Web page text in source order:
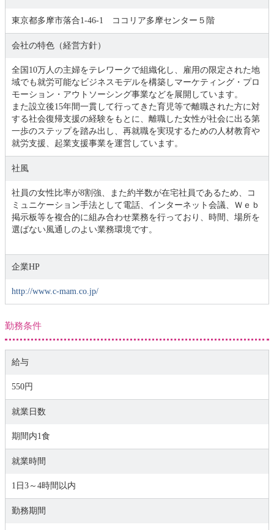
東京都多摩市落合1-46-1 ココリア多摩センター５階
会社の特色（経営方針）
全国10万人の主婦をテレワークで組織化し、雇用の限定された地
域でも就労可能なビジネスモデルを構築しマーケティング・プロ
モーション・アウトソーシング事業などを展開しています。
また設立後15年間一貫して行ってきた育児等で離職された方に対
する社会復帰支援の経験をもとに、離職した女性が社会に出る第
一歩のステップを踏み出し、再就職を実現するための人材教育や
就労支援、起業支援事業を運営しています。
社風
社員の女性比率が8割強、また約半数が在宅社員であるため、コ
ミュニケーション手法として電話、インターネット会議、Ｗｅｂ
掲示板等を複合的に組み合わせ業務を行っており、時間、場所を
選ばない風通しのよい業務環境です。
企業HP
http://www.c-mam.co.jp/
勤務条件
給与
550円
就業日数
期間内1食
就業時間
1日3～4時間以内
勤務期間